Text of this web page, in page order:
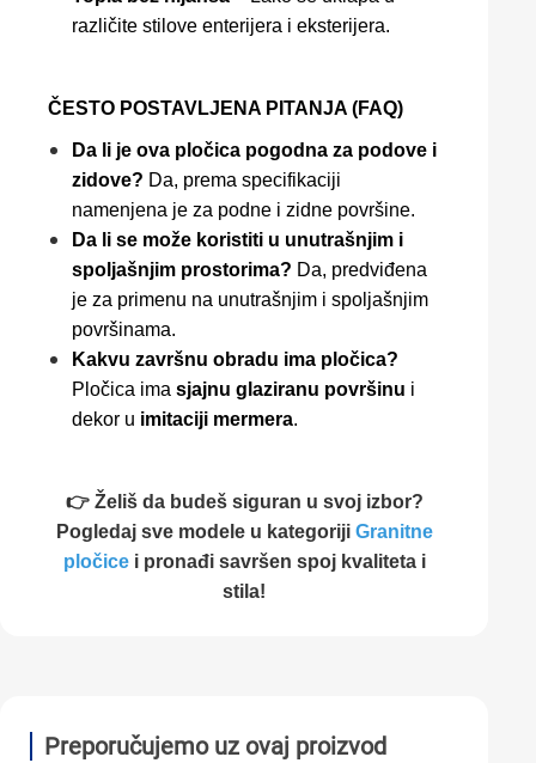
različite stilove enterijera i eksterijera.
ČESTO POSTAVLJENA PITANJA (FAQ)
Da li je ova pločica pogodna za podove i
zidove? Da, prema specifikaciji
namenjena je za podne i zidne površine.
Da li se može koristiti u unutrašnjim i
spoljašnjim prostorima? Da, predviđena
je za primenu na unutrašnjim i spoljašnjim
površinama.
Kakvu završnu obradu ima pločica?
Pločica ima sjajnu glaziranu površinu i
dekor u imitaciji mermera.
👉 Želiš da budeš siguran u svoj izbor?
Pogledaj sve modele u kategoriji Granitne
pločicei pronađi savršen spoj kvaliteta i
stila!
Preporučujemo uz ovaj proizvod